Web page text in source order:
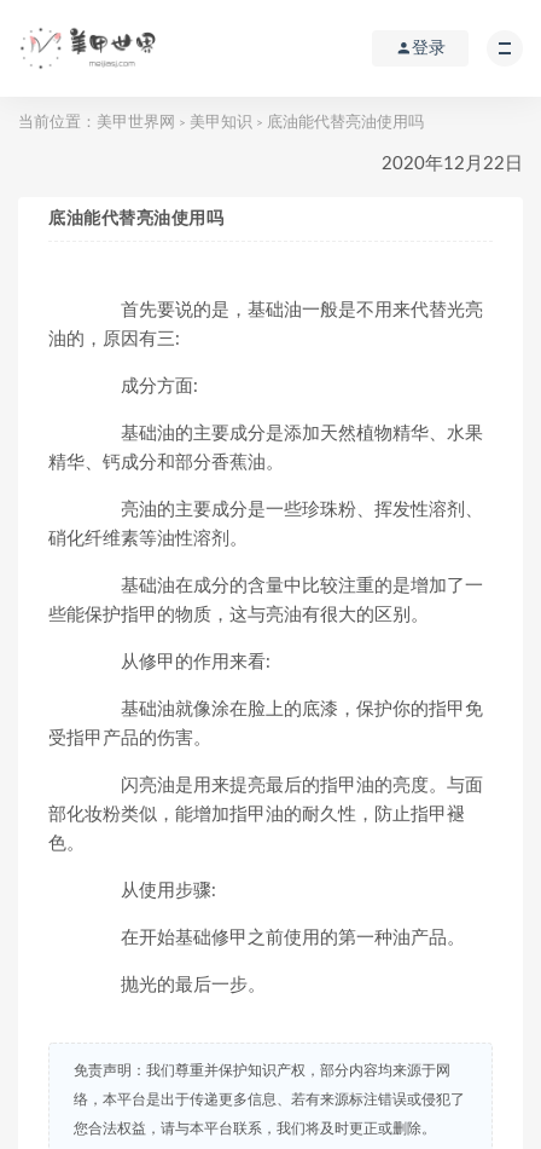
登录
当前位置： 美甲世界网 > 美甲知识 > 底油能代替亮油使用吗
2020年12月22日
底油能代替亮油使用吗
首先要说的是，基础油一般是不用来代替光亮
油的，原因有三:
成分方面:
基础油的主要成分是添加天然植物精华、水果
精华、钙成分和部分香蕉油。
亮油的主要成分是一些珍珠粉、挥发性溶剂、
硝化纤维素等油性溶剂。
基础油在成分的含量中比较注重的是增加了一
些能保护指甲的物质，这与亮油有很大的区别。
从修甲的作用来看:
基础油就像涂在脸上的底漆，保护你的指甲免
受指甲产品的伤害。
闪亮油是用来提亮最后的指甲油的亮度。与面
部化妆粉类似，能增加指甲油的耐久性，防止指甲褪
色。
从使用步骤:
在开始基础修甲之前使用的第一种油产品。
抛光的最后一步。
免责声明：我们尊重并保护知识产权，部分内容均来源于网
络，本平台是出于传递更多信息、若有来源标注错误或侵犯了
您合法权益，请与本平台联系，我们将及时更正或删除。